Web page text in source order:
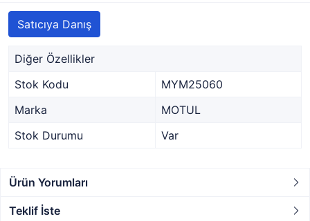
Satıcıya Danış
Diğer Özellikler
Stok Kodu
MYM25060
Marka
MOTUL
Stok Durumu
Var
Ürün Yorumları
Teklif İste